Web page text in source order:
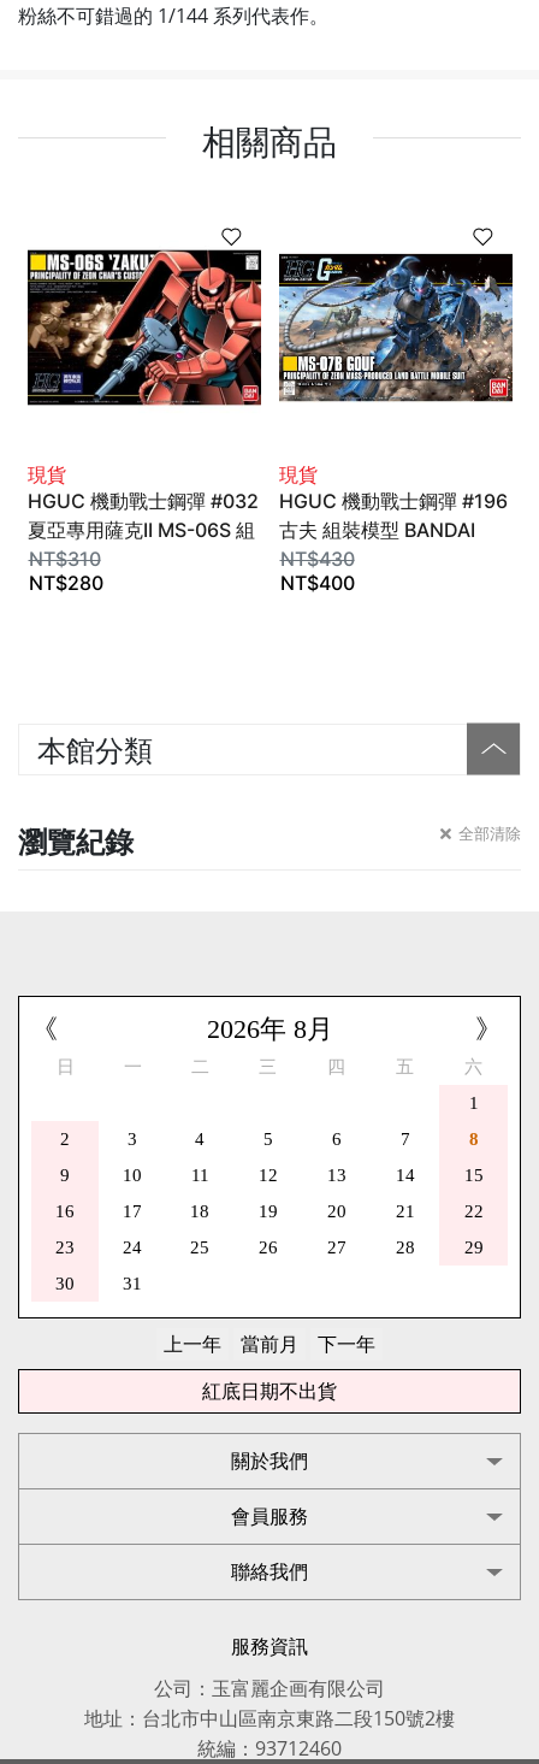
本館分類
瀏覽紀錄 全部清除
粉絲不可錯過的 1/144 系列代表作。
相關商品
現貨
HGUC 機動戰士鋼彈 #032
夏亞專用薩克II MS-06S 組
裝模型 1/144 BANDAI
SPIRITS
NT$310
NT$280
現貨
HGUC 機動戰士鋼彈 #196
古夫 組裝模型 BANDAI
SPIRITS
NT$430
NT$400
《 》
2026年 8月
日 一 二 三 四 五
六
1
2
3 4 5 6 7
8
9
10 11 12 13 14
15
16
17 18 19 20 21
22
23
24 25 26 27 28
29
30
31
紅底日期不出貨
關於我們
會員服務
聯絡我們
服務資訊
公司：玉富麗企画有限公司
地址：台北市中山區南京東路二段150號2樓
統編：93712460